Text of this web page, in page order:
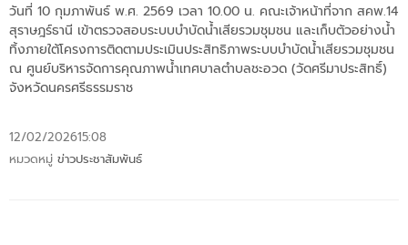
วันที่ 10 กุมภาพันธ์ พ.ศ. 2569 เวลา 10.00 น. คณะเจ้าหน้าที่จาก สคพ.14
สุราษฎร์ธานี เข้าตรวจสอบระบบบำบัดน้ำเสียรวมชุมชน และเก็บตัวอย่างน้ำ
ทิ้งภายใต้โครงการติดตามประเมินประสิทธิภาพระบบบำบัดน้ำเสียรวมชุมชน
ณ ศูนย์บริหารจัดการคุณภาพน้ำเทศบาลตำบลชะอวด (วัดศรีมาประสิทธิ์)
จังหวัดนครศรีธรรมราช
12/02/202615:08
หมวดหมู่ ข่าวประชาสัมพันธ์